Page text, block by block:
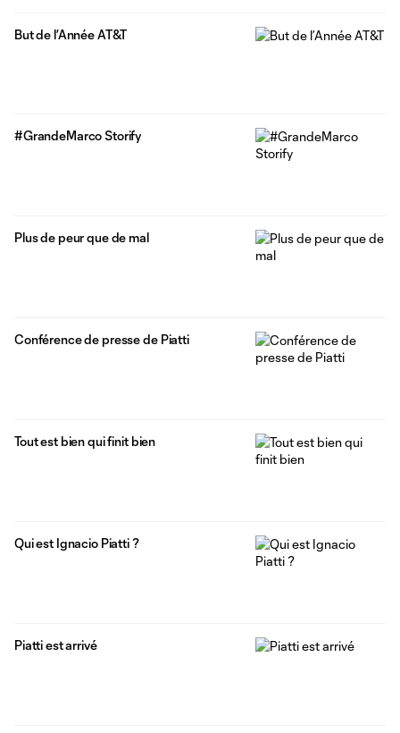
But de l’Année AT&T
#GrandeMarco Storify
Plus de peur que de mal
Conférence de presse de Piatti
Tout est bien qui finit bien
Qui est Ignacio Piatti ?
Piatti est arrivé